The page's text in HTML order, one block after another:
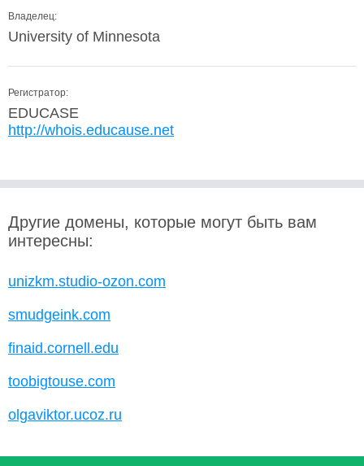
Владелец:
University of Minnesota
Регистратор:
EDUCASE
http://whois.educause.net
Другие домены, которые могут быть вам
интересны:
unizkm.studio-ozon.com
smudgeink.com
finaid.cornell.edu
toobigtouse.com
olgaviktor.ucoz.ru